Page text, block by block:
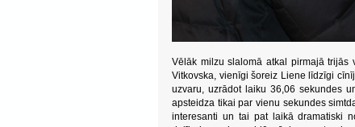
Vēlāk milzu slalomā atkal pirmajā
Vitkovska, vienīgi šoreiz Liene līdzīgi
uzvaru, uzrādot laiku 36,06 sekundes
apsteidza tikai par vienu sekundes
interesanti un tai pat laikā dramatiski